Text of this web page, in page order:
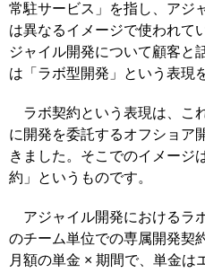
常駐サービス」を指し、アジ
は異なるイメージで使われて
ジャイル開発について顧客と
は「ラボ型開発」という表現
ラボ契約という表現は、こ
に開発を委託するオフショア
きました。そこでのイメージ
約」というものです。
アジャイル開発におけるラ
のチーム単位での専属開発契
月額の単金 × 期間で、単金は